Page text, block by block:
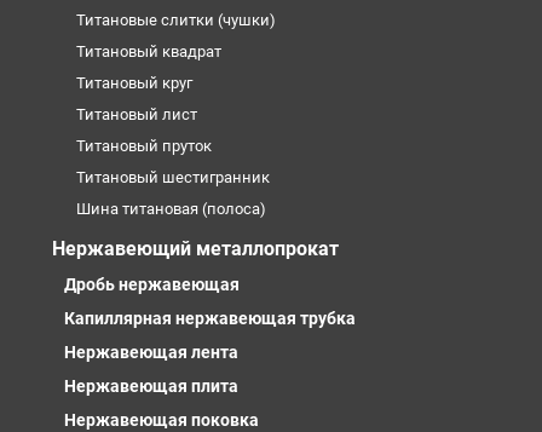
Титановые слитки (чушки)
Титановый квадрат
Титановый круг
Титановый лист
Титановый пруток
Титановый шестигранник
Шина титановая (полоса)
Нержавеющий металлопрокат
Дробь нержавеющая
Капиллярная нержавеющая трубка
Нержавеющая лента
Нержавеющая плита
Нержавеющая поковка